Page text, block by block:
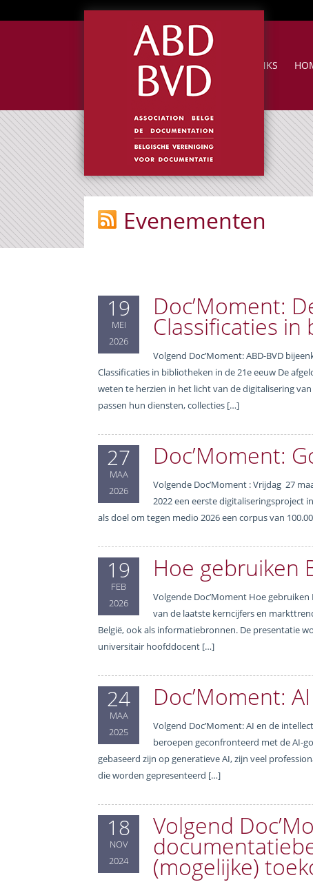
NUTTIGE LINKS
Evenementen
19
MEI
2026
Doc’Moment:
Classificaties
Volgend Doc’Moment: ABD-BVD
Classificaties in bibliotheken in de 21e eeuw De
weten te herzien in het licht van de digitalisering
passen hun diensten, collecties […]
27
MAA
2026
Doc’Moment:
Volgende Doc’Moment : Vrijdag 27
2022 een eerste digitaliseringsproject
als doel om tegen medio 2026 een corpus van
19
FEB
2026
Hoe gebruiken
Volgende Doc’Moment Hoe gebruiken
van de laatste kerncijfers en
België, ook als informatiebronnen. De presentatie
universitair hoofddocent […]
24
MAA
2025
Doc’Moment:
Volgend Doc’Moment: AI en de
beroepen geconfronteerd met de AI-
gebaseerd zijn op generatieve AI, zijn veel
die worden gepresenteerd […]
18
NOV
2024
Volgend
(mogelijke)